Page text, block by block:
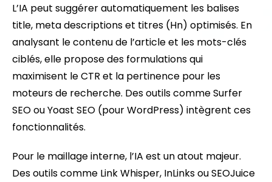
L’IA peut suggérer automatiquement les balises
title, meta descriptions et titres (Hn) optimisés. En
analysant le contenu de l’article et les mots-clés
ciblés, elle propose des formulations qui
maximisent le CTR et la pertinence pour les
moteurs de recherche. Des outils comme Surfer
SEO ou Yoast SEO (pour WordPress) intègrent ces
fonctionnalités.
Pour le maillage interne, l’IA est un atout majeur.
Des outils comme Link Whisper, InLinks ou SEOJuice